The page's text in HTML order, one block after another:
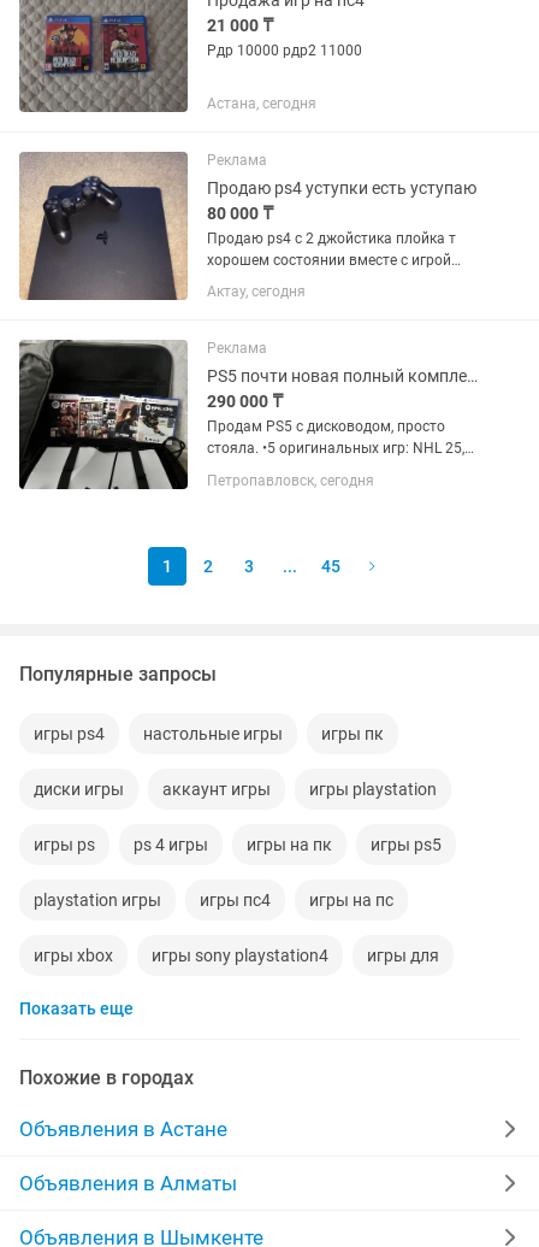
21 000 ₸
Рдр 10000 рдр2 11000
Астана, сегодня
Реклама
Продаю ps4 уступки есть уступаю
80 000 ₸
Продаю ps4 с 2 джойстика плойка т
хорошем состоянии вместе с игрой
UFC 1 что бы Связаться напишите мне
Каспий.
Актау, сегодня
Реклама
PS5 почти новая полный комплект !
290 000 ₸
Продам PS5 с дисководом, просто
стояла. •5 оригинальных игр: NHL 25,
•2 геймпада: белый и розовый
Петропавловск, сегодня
1 2 3 ... 45
Популярные запросы
игры ps4 настольные игры игры пк
диски игры аккаунт игры игры playstation
игры ps ps 4 игры игры на пк игры ps5
playstation игры игры пс4 игры на пс
игры xbox игры sony playstation4 игры для
установка игры на пк
игры на пс4 игры для ps5
Показать еще
Похожие в городах
Объявления в Астане
Объявления в Алматы
Объявления в Шымкенте